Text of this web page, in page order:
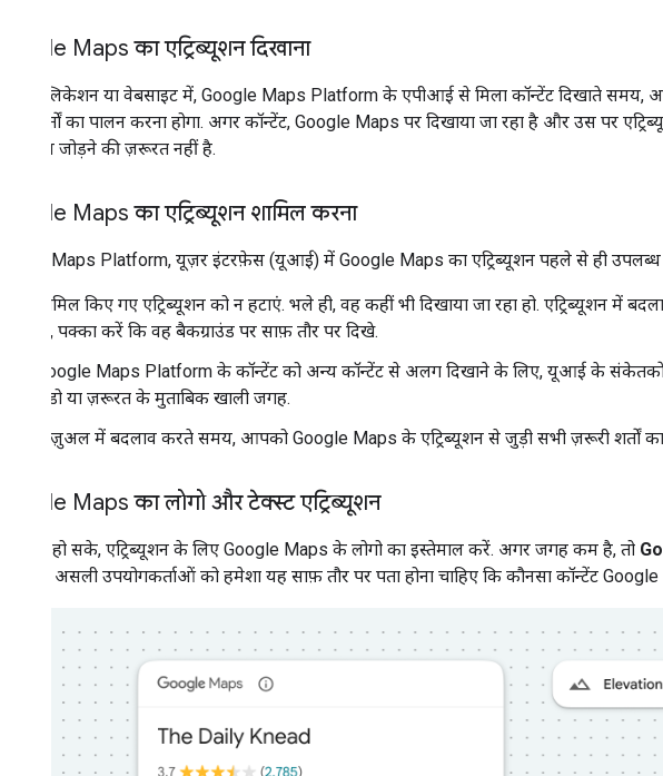
Google Maps का एट्रिब्यूशन दिखाना
अपने ऐप्लिकेशन या वेबसाइट में, Google Maps Platform के एपीआई से मिला कॉन्टेंट दिखाते समय,
ज़रूरी शर्तों का पालन करना होगा. अगर कॉन्टेंट, Google Maps पर दिखाया जा रहा है और उस पर
एट्रिब्यूशन जोड़ने की ज़रूरत नहीं है.
Google Maps का एट्रिब्यूशन शामिल करना
Google Maps Platform, यूज़र इंटरफ़ेस (यूआई) में Google Maps का एट्रिब्यूशन पहले से ही
शामिल किए गए एट्रिब्यूशन को न हटाएं. भले ही, वह कहीं भी दिखाया जा रहा हो. एट्रिब्यूशन में
ही, पक्का करें कि वह बैकग्राउंड पर साफ़ तौर पर दिखे.
Google Maps Platform के कॉन्टेंट को अन्य कॉन्टेंट से अलग दिखाने के लिए, यूआई के संकेतकों
शैडो या ज़रूरत के मुताबिक खाली जगह.
विज़ुअल में बदलाव करते समय, आपको Google Maps के एट्रिब्यूशन से जुड़ी सभी ज़रूरी शर्तों का
Google Maps का लोगो और टेक्स्ट एट्रिब्यूशन
जहां तक हो सके, एट्रिब्यूशन के लिए Google Maps के लोगो का इस्तेमाल करें. अगर जगह कम है, तो
सकता है. असली उपयोगकर्ताओं को हमेशा यह साफ़ तौर पर पता होना चाहिए कि कौनसा कॉन्टेंट